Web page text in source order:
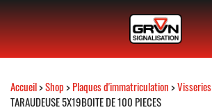
Accueil>Shop>Plaques d'immatriculation>Visseries
TARAUDEUSE 5X19BOITE DE 100 PIECES